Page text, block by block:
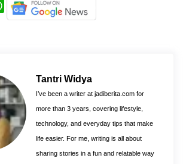
W
h
A
p
p
Tantri Widya
I’ve been a writer at jadiberita.com for
more than 3 years, covering lifestyle,
technology, and everyday tips that make
life easier. For me, writing is all about
sharing stories in a fun and relatable way